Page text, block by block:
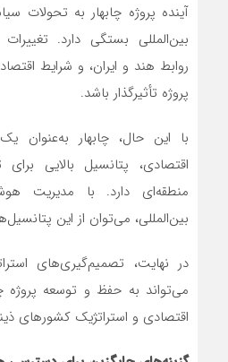
آینده پروژه چابهار به تحولات
بین‌المللی بستگی دارد.
روابط هند و ایران، و شرایط
پروژه تأثیرگذار باشد.
با این حال، چابهار به‌عنوان
اقتصادی، پتانسیل بالایی
منطقه‌ای دارد. با مدیریت
بین‌المللی، می‌توان از این
در نهایت، تصمیم‌گیری‌های
می‌تواند به حفظ و توسعه پروژه
اقتصادی و استراتژیک کشورهای